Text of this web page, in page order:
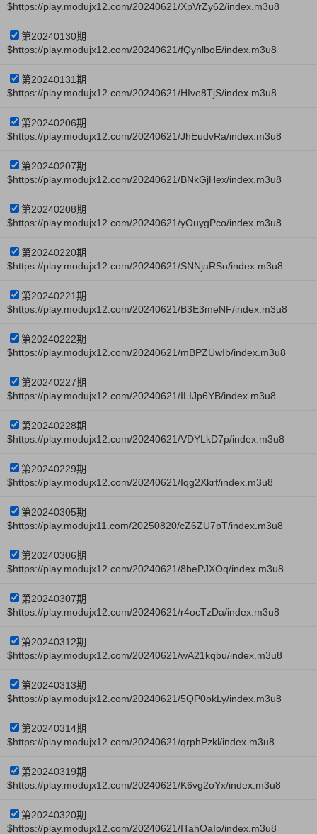
$https://play.modujx12.com/20240621/XpVrZy62/index.m3u8
第20240130期
$https://play.modujx12.com/20240621/fQynlboE/index.m3u8
第20240131期
$https://play.modujx12.com/20240621/HIve8TjS/index.m3u8
第20240206期
$https://play.modujx12.com/20240621/JhEudvRa/index.m3u8
第20240207期
$https://play.modujx12.com/20240621/BNkGjHex/index.m3u8
第20240208期
$https://play.modujx12.com/20240621/yOuygPco/index.m3u8
第20240220期
$https://play.modujx12.com/20240621/SNNjaRSo/index.m3u8
第20240221期
$https://play.modujx12.com/20240621/B3E3meNF/index.m3u8
第20240222期
$https://play.modujx12.com/20240621/mBPZUwIb/index.m3u8
第20240227期
$https://play.modujx12.com/20240621/ILIJp6YB/index.m3u8
第20240228期
$https://play.modujx12.com/20240621/VDYLkD7p/index.m3u8
第20240229期
$https://play.modujx12.com/20240621/Iqg2Xkrf/index.m3u8
第20240305期
$https://play.modujx11.com/20250820/cZ6ZU7pT/index.m3u8
第20240306期
$https://play.modujx12.com/20240621/8bePJXOq/index.m3u8
第20240307期
$https://play.modujx12.com/20240621/r4ocTzDa/index.m3u8
第20240312期
$https://play.modujx12.com/20240621/wA21kqbu/index.m3u8
第20240313期
$https://play.modujx12.com/20240621/5QP0okLy/index.m3u8
第20240314期
$https://play.modujx12.com/20240621/qrphPzkl/index.m3u8
第20240319期
$https://play.modujx12.com/20240621/K6vg2oYx/index.m3u8
第20240320期
$https://play.modujx12.com/20240621/ITahOaIo/index.m3u8